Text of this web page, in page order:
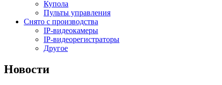
Купола
Пульты управления
Снято с производства
IP-видеокамеры
IP-видеорегистраторы
Другое
Новости